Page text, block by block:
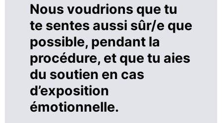
Nous voudrions que tu
te sentes aussi sûr/e que
possible, pendant la
procédure, et que tu aies
du soutien en cas
d’exposition
émotionnelle.